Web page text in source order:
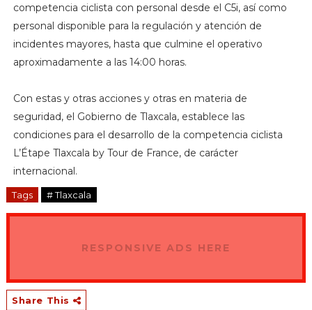
competencia ciclista con personal desde el C5i, así como
personal disponible para la regulación y atención de
incidentes mayores, hasta que culmine el operativo
aproximadamente a las 14:00 horas.
Con estas y otras acciones y otras en materia de
seguridad, el Gobierno de Tlaxcala, establece las
condiciones para el desarrollo de la competencia ciclista
L’Étape Tlaxcala by Tour de France, de carácter
internacional.
Tags # Tlaxcala
RESPONSIVE ADS HERE
Share This